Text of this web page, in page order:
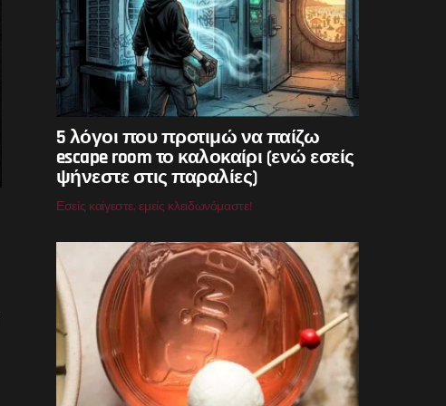
5 λόγοι που προτιμώ να παίζω
escape room το καλοκαίρι (ενώ εσείς
ψήνεστε στις παραλίες)
Εσείς καίγεστε, εμείς κλειδωνόμαστε!